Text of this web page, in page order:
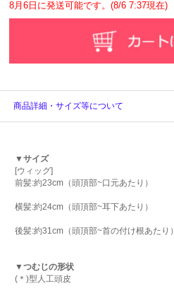
8月6日に発送可能です。(8/6 7:37現在)
商品詳細・サイズ等について
▼サイズ
[ウィッグ]
前髪:約23cm（頭頂部~口元あたり）
横髪:約24cm（頭頂部~耳下あたり）
後髪:約31cm（頭頂部~首の付け根あたり）
▼つむじの形状
(＊)型人工頭皮